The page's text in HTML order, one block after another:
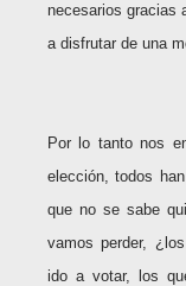
necesarios
a disfrutar de una
Por lo tanto nos
elección, todos
que no se sabe
vamos perder,
ido a votar, los